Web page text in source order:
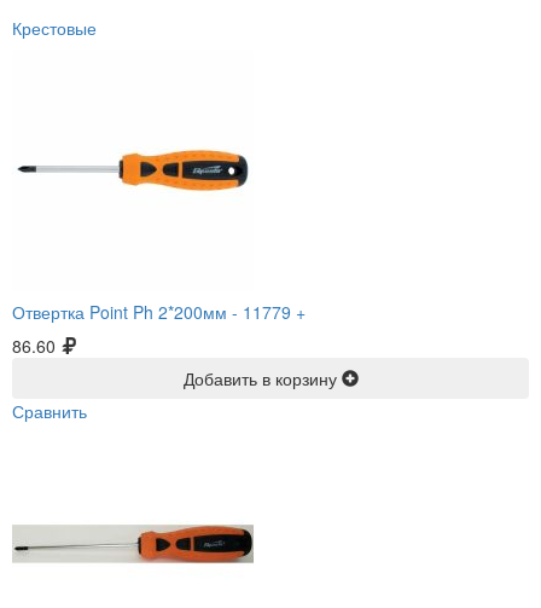
Крестовые
Отвертка Point Ph 2*200мм - 11779 +
86.60
Добавить в корзину
Сравнить